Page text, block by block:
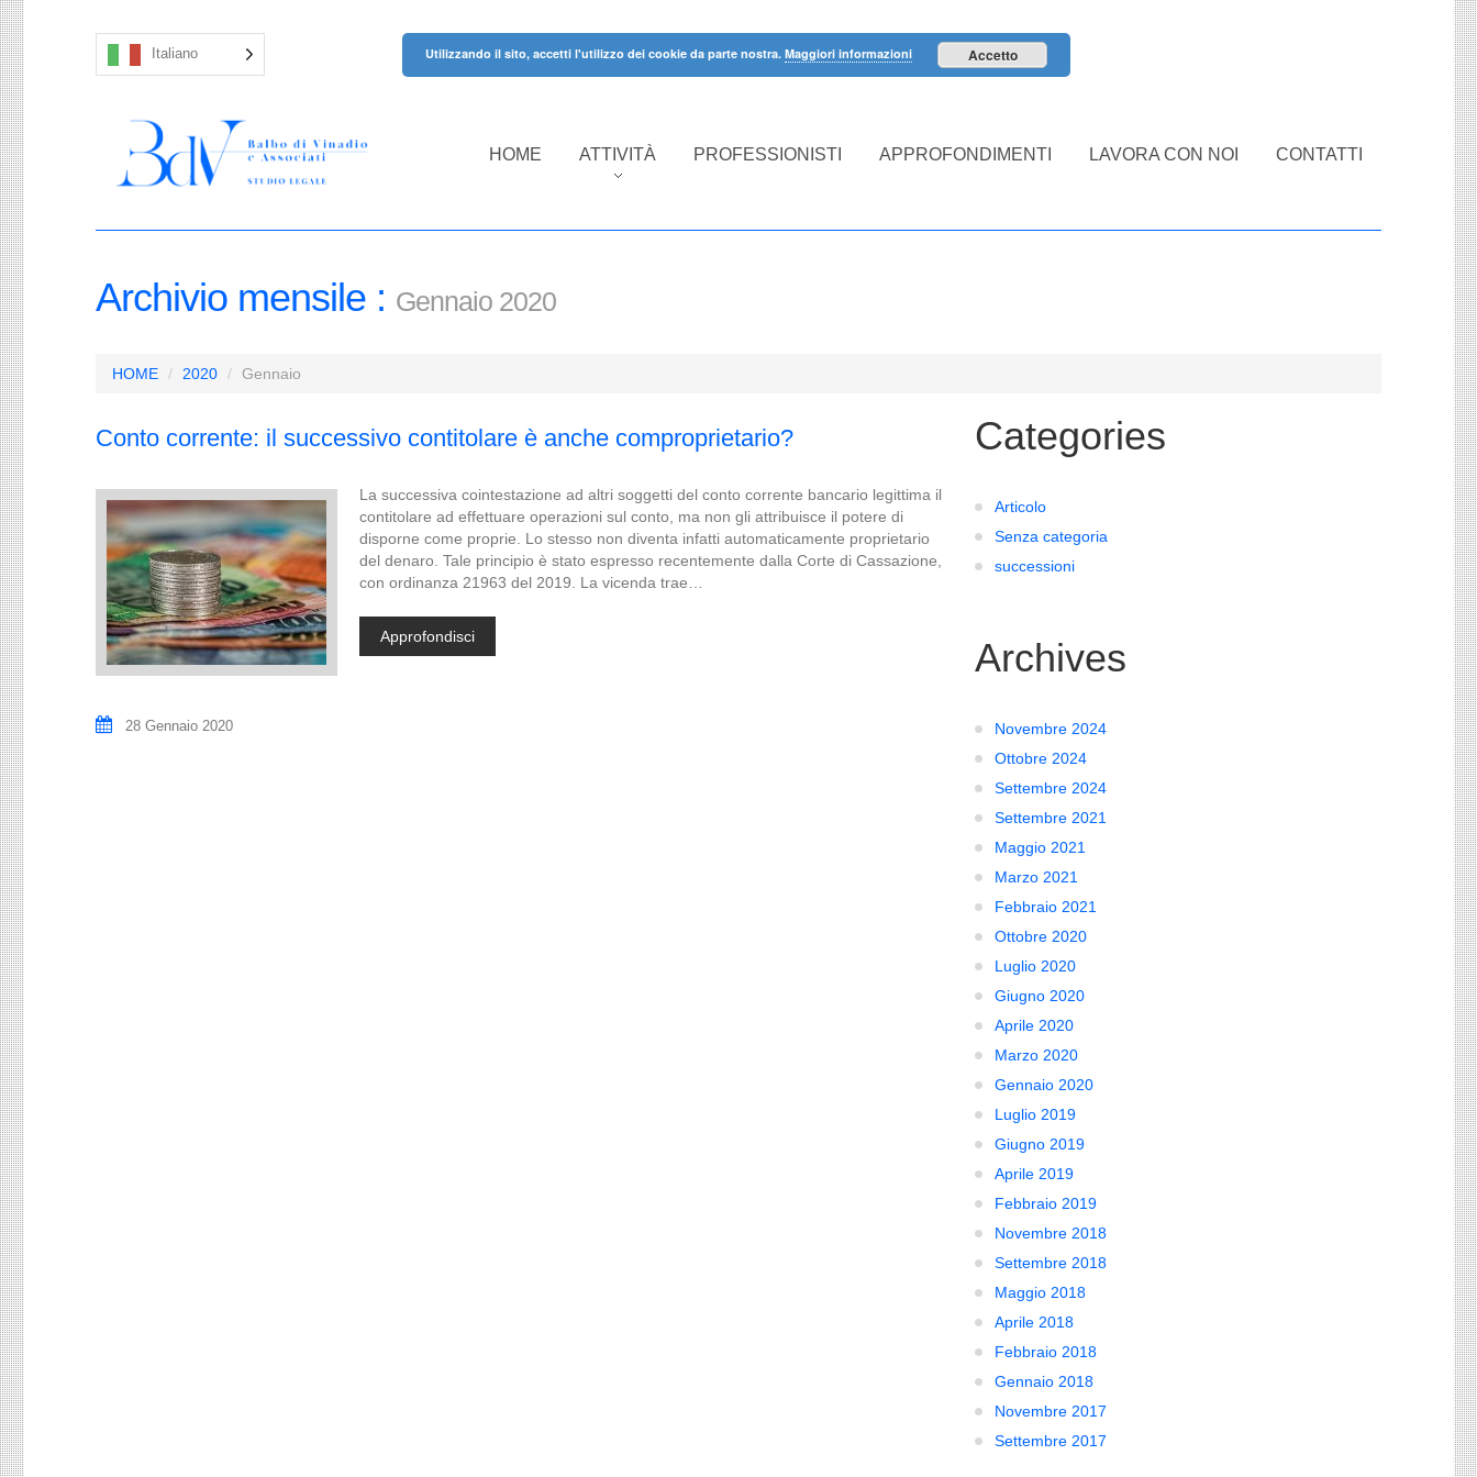
Italiano
HOME ATTIVITÀ PROFESSIONISTI APPROFONDIMENTI LAVORA CON NOI CONTATTI
Archivio mensile : Gennaio 2020
HOME 2020 Gennaio
Conto corrente: il successivo contitolare è anche comproprietario?
La successiva cointestazione ad altri soggetti del conto corrente bancario legittima il
contitolare ad effettuare operazioni sul conto, ma non gli attribuisce il potere di
disporne come proprie. Lo stesso non diventa infatti automaticamente proprietario
del denaro. Tale principio è stato espresso recentemente dalla Corte di Cassazione,
con ordinanza 21963 del 2019. La vicenda trae…
Approfondisci
28 Gennaio 2020
Categories
Articolo
Senza categoria
successioni
Archives
Novembre 2024
Ottobre 2024
Settembre 2024
Settembre 2021
Maggio 2021
Marzo 2021
Febbraio 2021
Ottobre 2020
Luglio 2020
Giugno 2020
Aprile 2020
Marzo 2020
Gennaio 2020
Luglio 2019
Giugno 2019
Aprile 2019
Febbraio 2019
Novembre 2018
Settembre 2018
Maggio 2018
Aprile 2018
Febbraio 2018
Gennaio 2018
Novembre 2017
Settembre 2017
Utilizzando il sito, accetti l'utilizzo dei cookie da parte nostra. Maggiori informazioni Accetto